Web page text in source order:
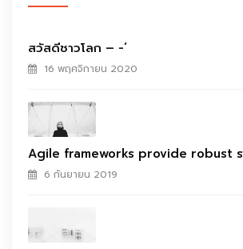
สวัสดีชาวโลก – -‘
16 พฤศจิกายน 2020
Agile frameworks provide robust
6 กันยายน 2019